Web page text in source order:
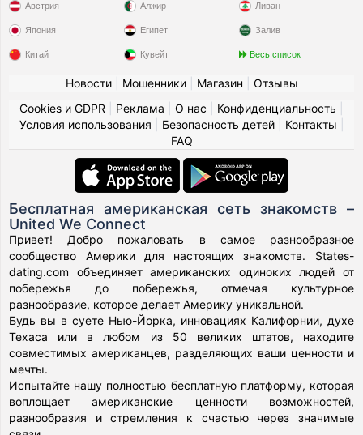
Австрия
Япония
Китай
Алжир
Египет
Кувейт
Ливан
Залив
Весь список
Новости| Мошенники| Магазин
Отзывы
Cookies и GDPR
Реклама О нас Конфиденциальность
Условия использования
Безопасность детей| Контакты
FAQ
Бесплатная американская сеть знакомств –
United We Connect
Привет! Добро пожаловать в самое разнообразное
сообщество Америки для настоящих знакомств. States-
dating.com объединяет американских одиноких людей от
побережья до побережья, отмечая культурное
разнообразие, которое делает Америку уникальной.
Будь вы в суете Нью-Йорка, инновациях Калифорнии, духе
Техаса или в любом из 50 великих штатов, находите
совместимых американцев, разделяющих ваши ценности и
мечты.
Испытайте нашу полностью бесплатную платформу, которая
воплощает американские ценности возможностей,
разнообразия и стремления к счастью через значимые